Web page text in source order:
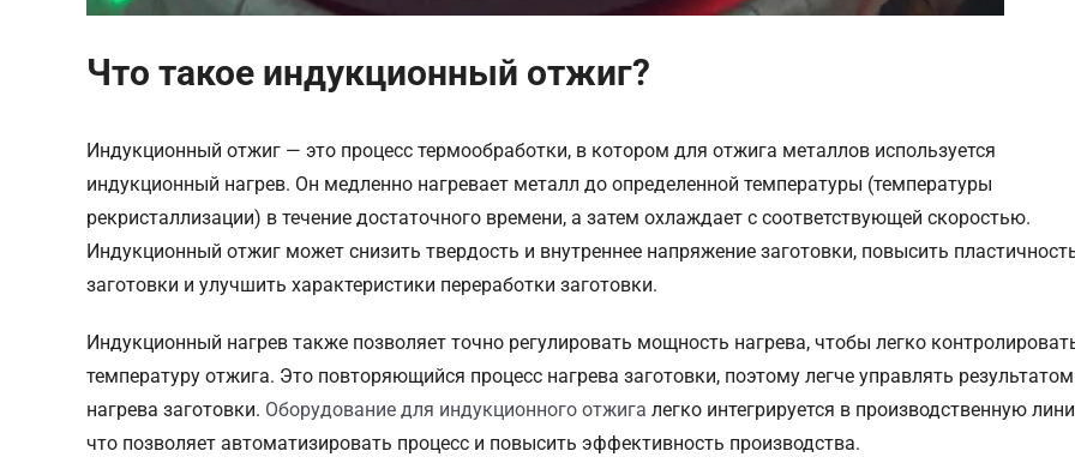
Что такое индукционный отжиг?
Индукционный отжиг — это процесс термообработки, в котором для отжига металлов используется
индукционный нагрев. Он медленно нагревает металл до определенной температуры (температуры
рекристаллизации) в течение достаточного времени, а затем охлаждает с соответствующей скоростью.
Индукционный отжиг может снизить твердость и внутреннее напряжение заготовки, повысить
заготовки и улучшить характеристики переработки заготовки.
Индукционный нагрев также позволяет точно регулировать мощность нагрева, чтобы легко
температуру отжига. Это повторяющийся процесс нагрева заготовки, поэтому легче управлять результатом
нагрева заготовки. Оборудование для индукционного отжига легко интегрируется в производственную
что позволяет автоматизировать процесс и повысить эффективность производства.